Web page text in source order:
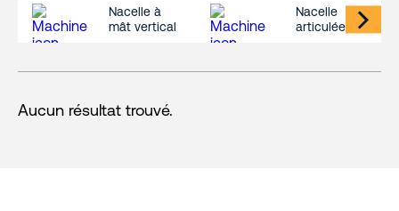
Nacelle à
mât vertical
Nacelle
articulée
Aucun résultat trouvé.